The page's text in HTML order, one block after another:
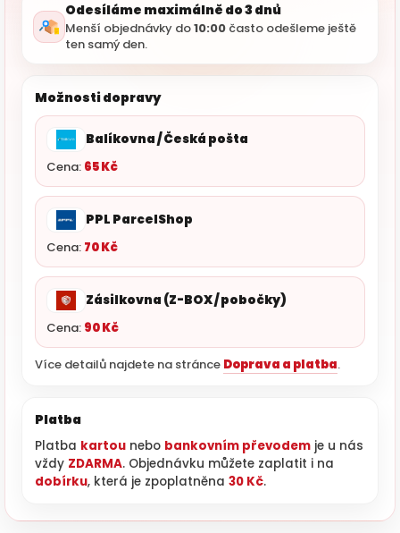
Odesíláme maximálně do 3 dnů
Menší objednávky do10:00 často odešleme ještě
ten samý den.
Možnosti dopravy
Balíkovna / Česká pošta
Cena: 65 Kč
PPL ParcelShop
Cena: 70 Kč
Zásilkovna (Z-BOX / pobočky)
Cena: 90 Kč
Více detailů najdete na stránce Doprava a platba.
Platba
Platba kartou nebo bankovním převodem je u nás
vždy ZDARMA. Objednávku můžete zaplatit i na
dobírku, která je zpoplatněna 30 Kč.